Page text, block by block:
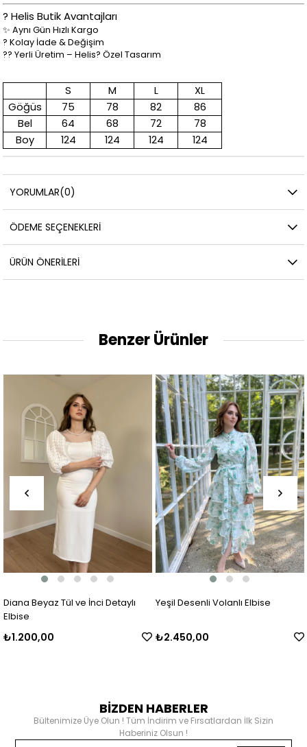
?️ Helis Butik Avantajları
✨ Aynı Gün Hızlı Kargo
? Kolay İade & Değişim
?? Yerli Üretim – Helis? Özel Tasarım
S M L
XL
Göğüs
75 78 82
86
Bel
64 68 72
78
Boy
124 124 124 124
YORUMLAR(0)
ÖDEME SEÇENEKLERI
ÜRÜN ÖNERILERI
Benzer Ürünler
Diana Beyaz Tül ve İnci Detaylı
Elbise
₺1.200,00
Yeşil Desenli Volanlı Elbise
₺2.450,00
BİZDEN HABERLER
Bültenimize Üye Olun ! Tüm İndirim ve Fırsatlardan İlk Sizin
Haberiniz Olsun !